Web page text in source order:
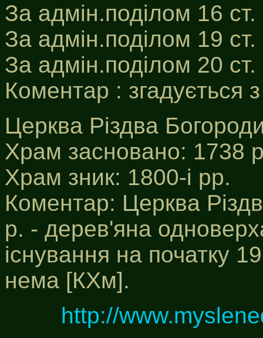
За адмін.поділом 16
За адмін.поділом 19
За адмін.поділом 20
Коментар : згадується
Церква Різдва
Храм засновано: 1738
Храм зник: 1800-і рр.
Коментар: Церква
р. - дерев'яна
існування на початку
нема [КХм].
http://